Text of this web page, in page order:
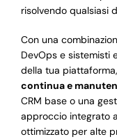
risolvendo qualsiasi
Con una
DevOps e sistemisti
della tua
continua e
CRM base o una
approccio integrato
ottimizzato per alte